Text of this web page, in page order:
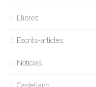
Llibres
Escrits-articles
Notícies